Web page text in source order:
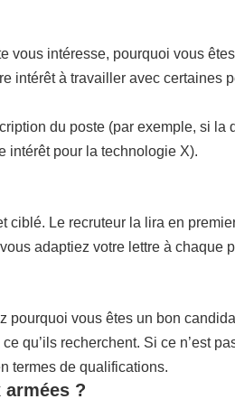
vous intéresse, pourquoi vous
intérêt à travailler avec certaines
du poste (par exemple, si la
intérêt pour la technologie X).
ciblé. Le recruteur la lira en
adaptiez votre lettre à chaque
pourquoi vous êtes un bon
qu’ils recherchent. Si ce n’est
termes de qualifications.
?